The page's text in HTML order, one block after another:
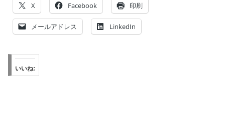
X Facebook 印刷
メールアドレス LinkedIn
いいね: